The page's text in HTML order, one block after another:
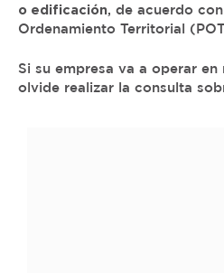
o edificación, de acuerdo
Ordenamiento Territorial
Si su empresa va a operar en
olvide realizar la consulta